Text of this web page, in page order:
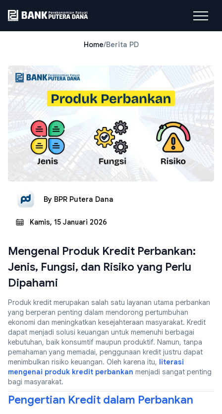
Home/Berita PD
By BPR Putera Dana
Kamis, 15 Januari 2026
Mengenal Produk Kredit Perbankan:
Jenis, Fungsi, dan Risiko yang Perlu
Dipahami
Produk kredit merupakan salah satu layanan utama perbankan
yang berperan penting dalam mendorong pertumbuhan
ekonomi dan meningkatkan kesejahteraan masyarakat. Kredit
dapat menjadi solusi keuangan untuk memenuhi berbagai
kebutuhan, baik konsumtif maupun produktif. Namun, tanpa
pemahaman yang memadai, penggunaan kredit justru dapat
menimbulkan risiko keuangan. Oleh karena itu, literasi
mengenai produk kredit perbankan menjadi sangat penting
bagi masyarakat.
Pengertian Kredit dalam Perbankan